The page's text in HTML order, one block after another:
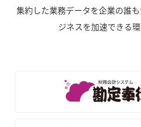
集約した業務データを企業の誰
ジネスを加速できる環